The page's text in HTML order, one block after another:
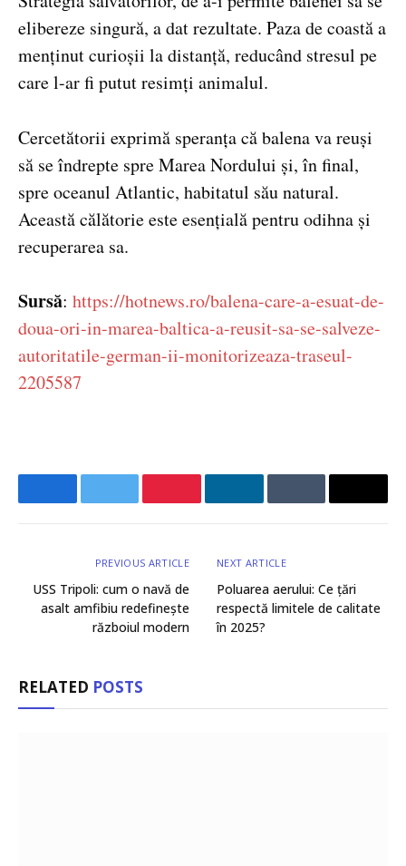
elibereze singură, a dat rezultate. Paza de coastă a
menținut curioșii la distanță, reducând stresul pe
care l-ar fi putut resimți animalul.
Cercetătorii exprimă speranța că balena va reuși
să se îndrepte spre Marea Nordului și, în final,
spre oceanul Atlantic, habitatul său natural.
Această călătorie este esențială pentru odihna și
recuperarea sa.
Sursă: https://hotnews.ro/balena-care-a-esuat-de-
doua-ori-in-marea-baltica-a-reusit-sa-se-salveze-
autoritatile-german-ii-monitorizeaza-traseul-
2205587
FacebookTwitterPinterestLinkedInTumblrEmail
PREVIOUS ARTICLE
USS Tripoli: cum o navă de
asalt amfibiu redefinește
războiul modern
NEXT ARTICLE
Poluarea aerului: Ce țări
respectă limitele de calitate
în 2025?
RELATED POSTS